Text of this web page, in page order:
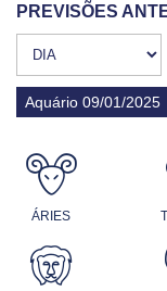
PREVISÕES
Aquário 09/01/2025
ÁRIES